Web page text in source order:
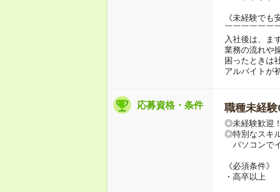
《未経験でも
￣￣￣￣￣￣
入社後は、ま
業務の流れや
困ったときは
アルバイトが
応募資格・条件 職種未経験
◎未経験歓迎！
◎特別なスキ
パソコンで
《必須条件》
・高卒以上